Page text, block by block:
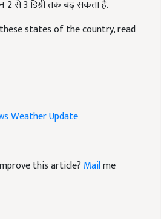
states of the country, read
this article?